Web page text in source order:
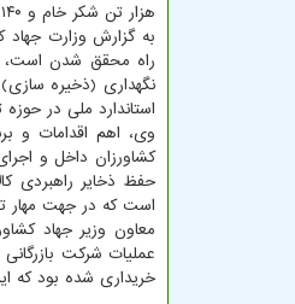
هزار تن شکر خام و ۱۴۰ هزار تن دانه های روغنی هم تأمین شد.
راه محقق شدن است،
نگهداری (ذخیره
استاندارد ملی در
وی، اهم اقدامات و
کشاورزان داخل و
حفظ ذخایر راهبردی
است که در جهت مهار
خریداری شده بود که این رقم تا امروز به حدود ۱۱۰